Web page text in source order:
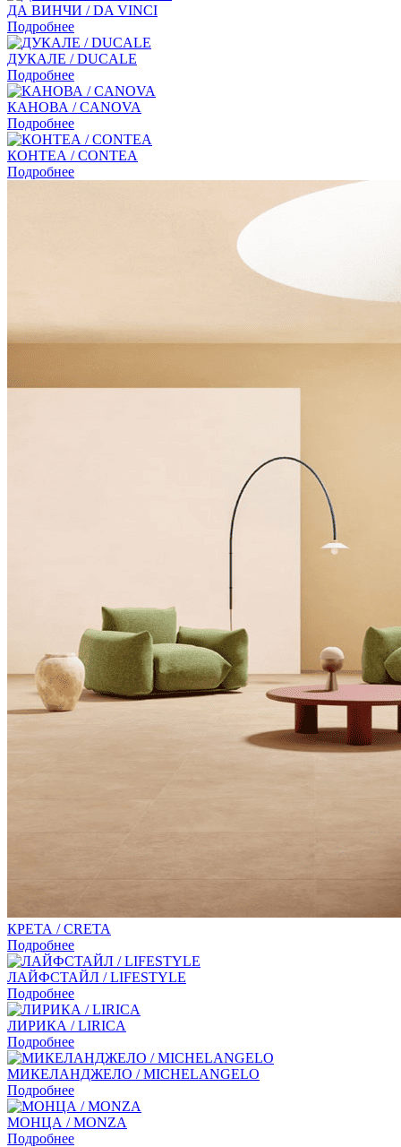
ДА ВИНЧИ / DA VINCI
Подробнее
ДУКАЛЕ / DUCALE
Подробнее
КАНОВА / CANOVA
Подробнее
КОНТЕА / CONTEA
Подробнее
КРЕТА / CRETA
Подробнее
ЛАЙФСТАЙЛ / LIFESTYLE
Подробнее
ЛИРИКА / LIRICA
Подробнее
МИКЕЛАНДЖЕЛО / MICHELANGELO
Подробнее
МОНЦА / MONZA
Подробнее